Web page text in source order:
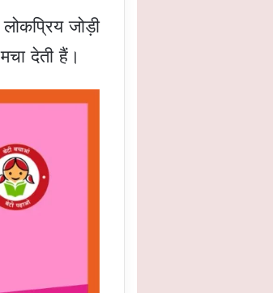
जोड़ी
देती हैं।